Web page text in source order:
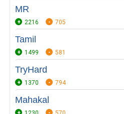
MR
2216 705
Tamil
1499 581
TryHard
1370 794
Mahakal